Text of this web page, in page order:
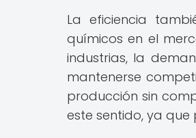
La eficiencia
químicos en el
industrias, la
mantenerse
producción sin
este sentido, ya